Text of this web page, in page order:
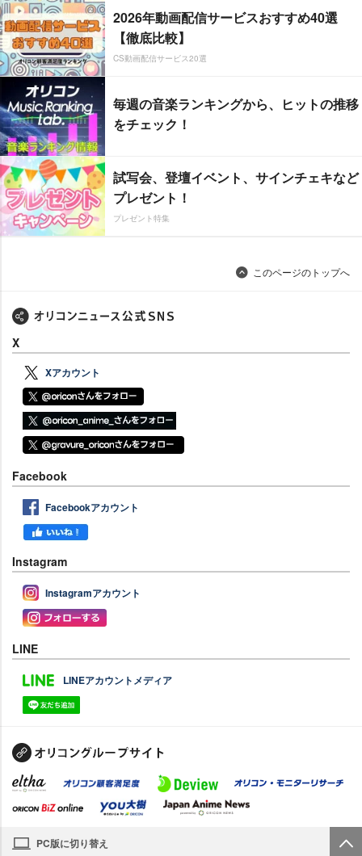
2026年動画配信サービスおすすめ40選
【徹底比較】
CS動画配信サービス20選
毎週の音楽ランキングから、ヒットの推移
をチェック！
試写会、登壇イベント、サインチェキなど
プレゼント！
プレゼント特集
このページのトップへ
X
Xアカウント
Facebook
Facebookアカウント
Instagram
Instagramアカウント
LINE
LINEアカウントメディア
PC版に切り替え